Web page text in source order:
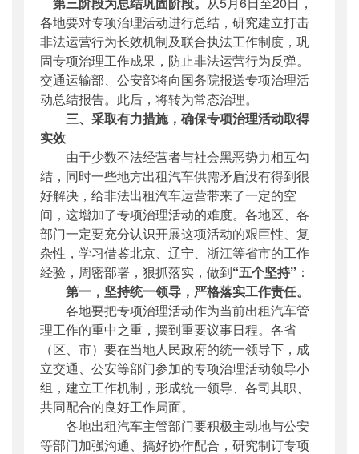
各地要对专项治理活动进行总结，研究建立打击
非法运营行为长效机制及联合执法工作制度，巩
固专项治理工作成果，防止非法运营行为反弹。
交通运输部、公安部将向国务院报送专项治理活
动总结报告。此后，将转为常态治理。
三、采取有力措施，确保专项治理活动取得
实效
由于少数不法经营者与社会黑恶势力相互勾
结，同时一些地方出租汽车供需矛盾没有得到很
好解决，给非法出租汽车运营带来了一定的空
间，这增加了专项治理活动的难度。各地区、各
部门一定要充分认识开展这项活动的艰巨性、复
杂性，学习借鉴北京、辽宁、浙江等省市的工作
经验，周密部署，狠抓落实，做到“五个坚持” ：
第一，坚持统一领导，严格落实工作责任。
各地要把专项治理活动作为当前出租汽车管
理工作的重中之重，摆到重要议事日程。各省
（区、市）要在当地人民政府的统一领导下，成
立交通、公安等部门参加的专项治理活动领导小
组，建立工作机制，形成统一领导、各司其职、
共同配合的良好工作局面。
各地出租汽车主管部门要积极主动地与公安
等部门加强沟通、搞好协作配合，研究制订专项